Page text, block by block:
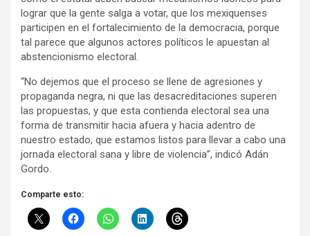
lograr que la gente salga a votar, que los mexiquenses
participen en el fortalecimiento de la democracia, porque
tal parece que algunos actores políticos le apuestan al
abstencionismo electoral.
“No dejemos que el proceso se llene de agresiones y
propaganda negra, ni que las desacreditaciones superen
las propuestas, y que esta contienda electoral sea una
forma de transmitir hacia afuera y hacia adentro de
nuestro estado, que estamos listos para llevar a cabo una
jornada electoral sana y libre de violencia”, indicó Adán
Gordo.
Comparte esto: